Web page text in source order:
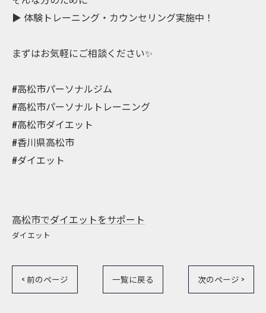
▶︎ 体験トレーニング・カウンセリング実施中！
まずはお気軽にご相談ください✨
#高松市パーソナルジム
#高松市パーソナルトレーニング
#高松市ダイエット
#香川県高松市
#ダイエット
高松市でダイエットをサポート
ダイエット
< 前のページ 一覧に戻る 次のページ >